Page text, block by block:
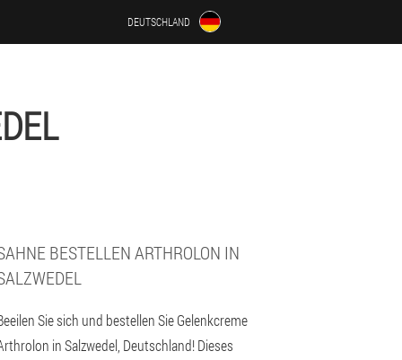
DEUTSCHLAND
BESTELLEN ARTHROLON IN
Sie sich und bestellen Sie Gelenkcreme
in Salzwedel, Deutschland! Dieses